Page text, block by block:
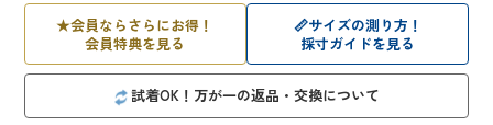
★会員ならさらにお得！
会員特典を見る
📏サイズの測り方！
採寸ガイドを見る
試着OK！万が一の返品・交換について